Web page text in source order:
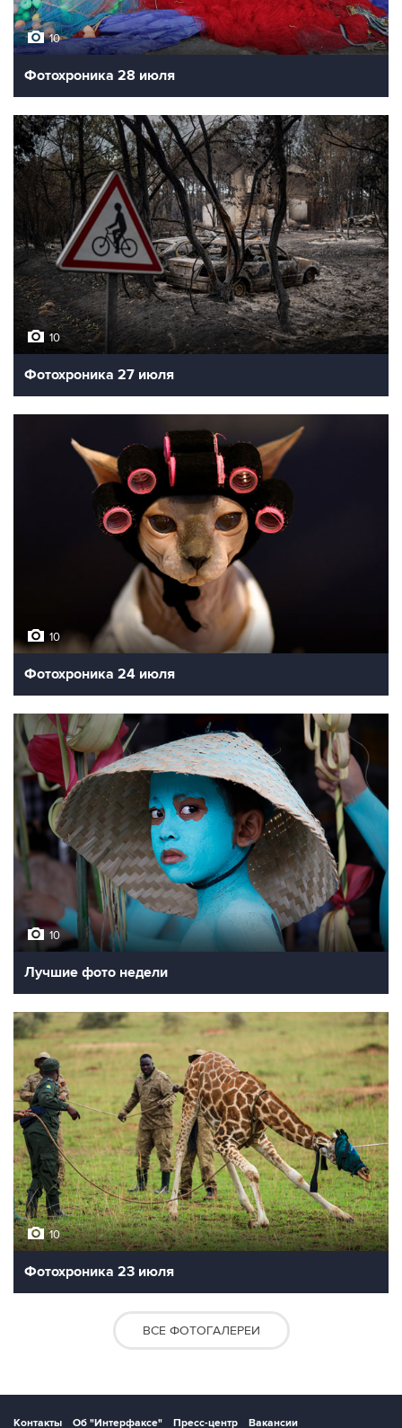
10
Фотохроника 28 июля
10
Фотохроника 27 июля
10
Фотохроника 24 июля
10
Лучшие фото недели
10
Фотохроника 23 июля
ВСЕ ФОТОГАЛЕРЕИ
Контакты Об "Интерфаксе" Пресс-центр Вакансии